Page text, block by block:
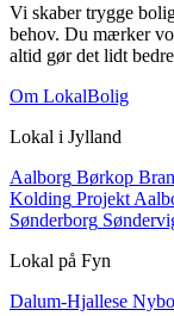
Vi skaber trygge
behov. Du mærker
altid gør det lidt
Om LokalBolig
Lokal i Jylland
Aalborg Børkop
Kolding Projekt
Sønderborg
Lokal på Fyn
Dalum-Hjallese